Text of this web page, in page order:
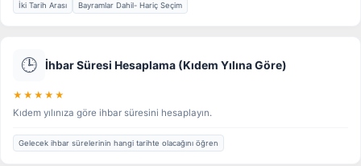
İki Tarih Arası Bayramlar Dahil- Hariç Seçim
🕒 İhbar Süresi Hesaplama (Kıdem Yılına Göre)
★★★★★
Kıdem yılınıza göre ihbar süresini hesaplayın.
Gelecek ihbar sürelerinin hangi tarihte olacağını öğren